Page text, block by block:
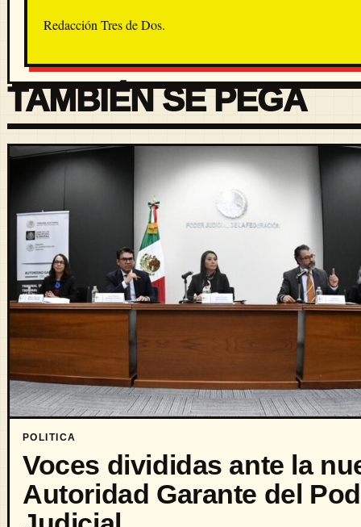
Redacción Tres de Dos.
TAMBIÉN SE PEGA
POLITICA
Voces divididas ante la
Autoridad Garante del